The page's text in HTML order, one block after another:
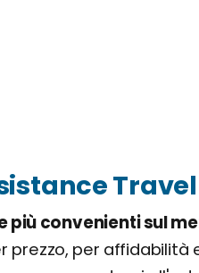
più convenienti sul
prezzo, per